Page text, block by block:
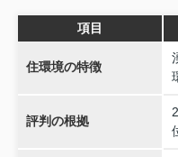
項目
住環境の特徴
評判の根拠